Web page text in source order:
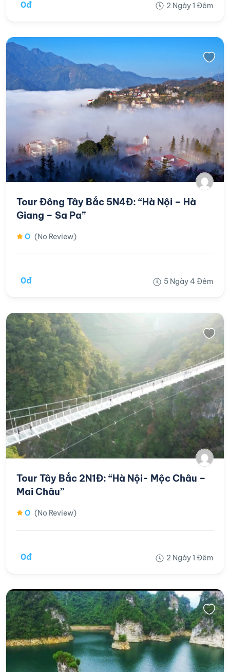
0đ 2 Ngày 1 Đêm
Tour Đông Tây Bắc 5N4Đ: “Hà Nội – Hà
Giang – Sa Pa”
0 (No Review)
0đ 5 Ngày 4 Đêm
Tour Tây Bắc 2N1Đ: “Hà Nội- Mộc Châu –
Mai Châu”
0 (No Review)
0đ 2 Ngày 1 Đêm